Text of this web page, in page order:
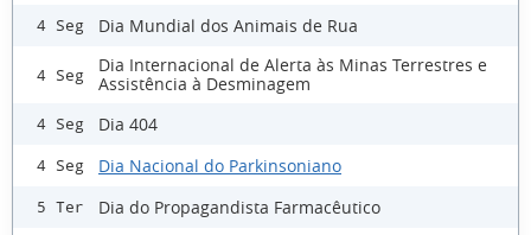
4 Seg Dia Mundial dos Animais de Rua
4 Seg
Dia Internacional de Alerta às Minas Terrestres e
Assistência à Desminagem
4 Seg Dia 404
4 Seg Dia Nacional do Parkinsoniano
5 Ter Dia do Propagandista Farmacêutico